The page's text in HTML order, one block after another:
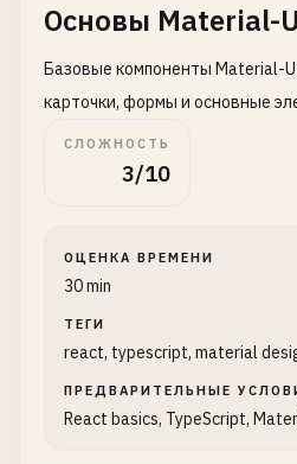
Основы Material-
Базовые компоненты Material-
карточки, формы и основные
СЛОЖНОСТЬ
3/10
ОЦЕНКА ВРЕМЕНИ
30 min
ТЕГИ
react, typescript, material
ПРЕДВАРИТЕЛЬНЫЕ
React basics, TypeScript,